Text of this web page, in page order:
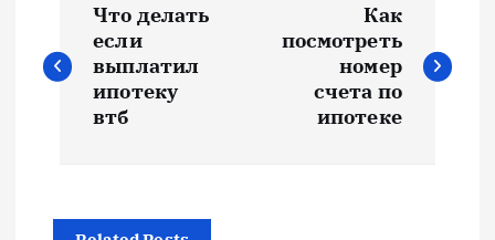
а
г
Что делать
если
выплатил
ипотеку
втб
Как
посмотреть
номер
счета по
ипотеке